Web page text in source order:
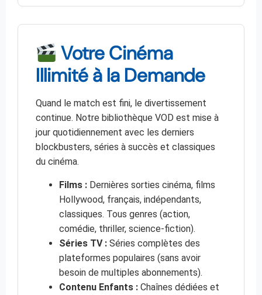
Votre Cinéma
Illimité à la Demande
Quand le match est fini, le divertissement
continue. Notre bibliothèque VOD est mise à
jour quotidiennement avec les derniers
blockbusters, séries à succès et classiques
du cinéma.
Films : Dernières sorties cinéma, films
Hollywood, français, indépendants,
classiques. Tous genres (action,
comédie, thriller, science-fiction).
Séries TV : Séries complètes des
plateformes populaires (sans avoir
besoin de multiples abonnements).
Contenu Enfants : Chaînes dédiées et